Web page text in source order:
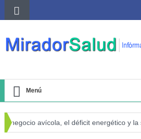
Menú
avícola, el déficit energético y la